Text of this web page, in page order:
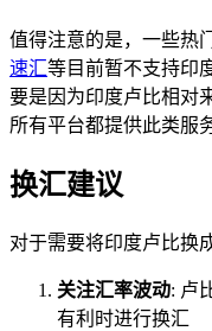
值得注意的是，一些热
速汇等目前暂不支持印
要是因为印度卢比相对
所有平台都提供此类服
换汇建议
对于需要将印度卢比换
关注汇率波动: 卢
有利时进行换汇